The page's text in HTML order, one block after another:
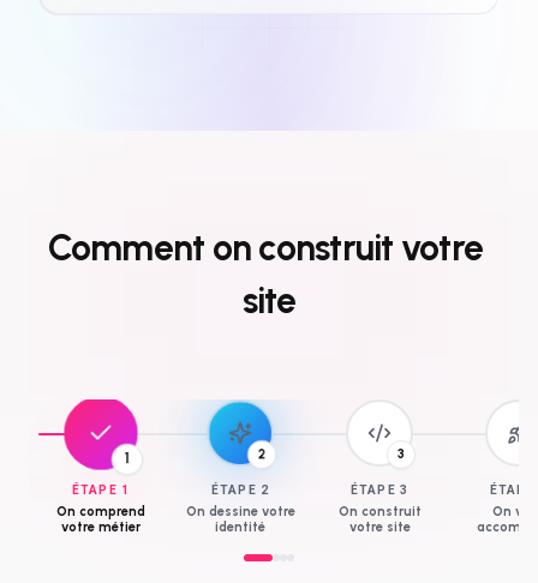
Comment onconstruit votre
site
1
ÉTAPE 1
On comprend
votre métier
2
ÉTAPE 2
On dessine votre
identité
3
ÉTAPE 3
On construit
votre site
ÉTAPE
On